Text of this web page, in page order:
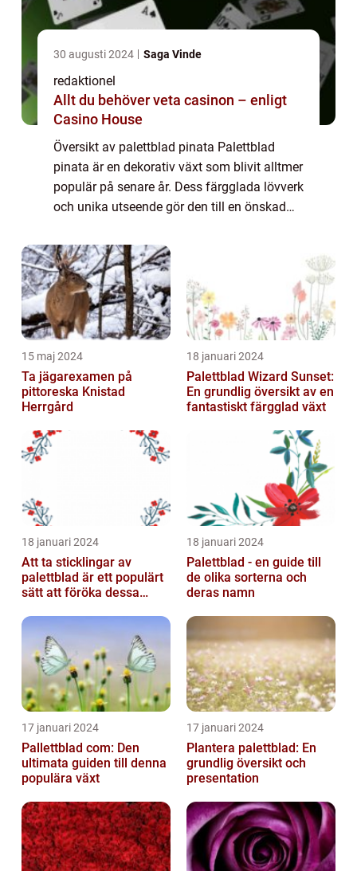
30 augusti 2024 Saga Vinde
redaktionel
Allt du behöver veta casinon – enligt
Casino House
Översikt av palettblad pinata Palettblad
pinata är en dekorativ växt som blivit alltmer
populär på senare år. Dess färgglada lövverk
och unika utseende gör den till en önskad
utomhusbruk. Den här artikeln kommer att...
15 maj 2024
Ta jägarexamen på
pittoreska Knistad
Herrgård
18 januari 2024
Palettblad Wizard Sunset:
En grundlig översikt av en
fantastiskt färgglad växt
18 januari 2024
Att ta sticklingar av
palettblad är ett populärt
sätt att föröka dessa
relativt...
18 januari 2024
Palettblad - en guide till
de olika sorterna och
deras namn
17 januari 2024
Pallettblad com: Den
ultimata guiden till denna
populära växt
17 januari 2024
Plantera palettblad: En
grundlig översikt och
presentation